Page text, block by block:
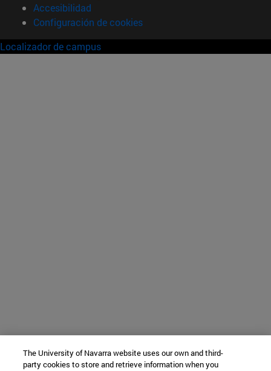
Accesibilidad
Configuración de cookies
Localizador de campus
The University of Navarra website uses our own and third-
party cookies to store and retrieve information when you